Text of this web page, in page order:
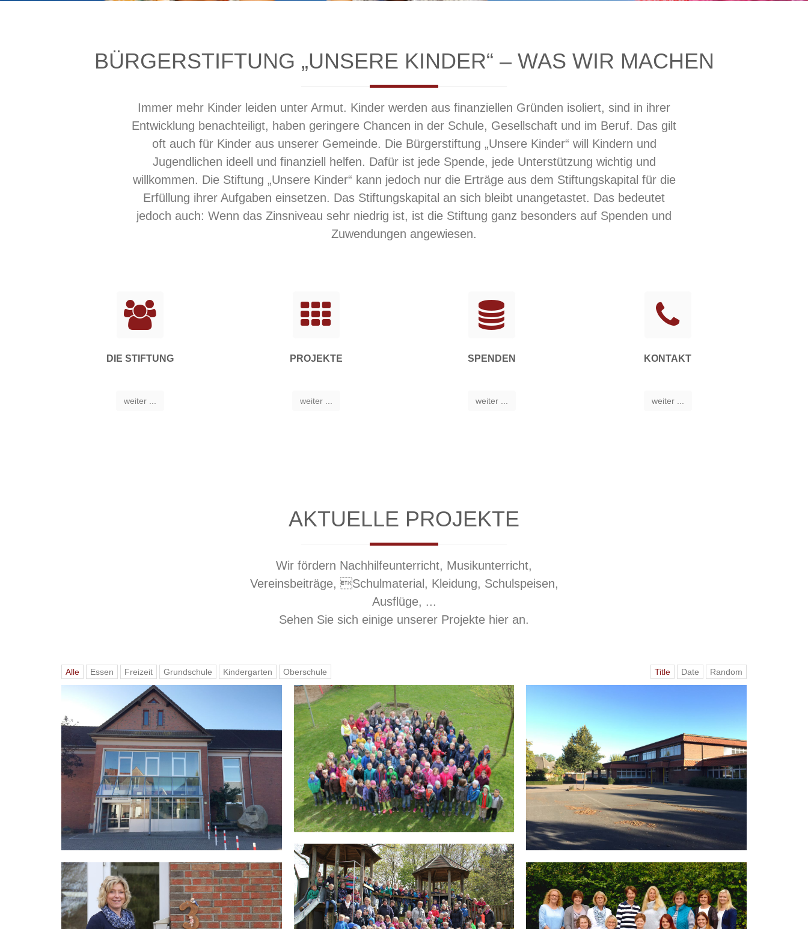
BÜRGERSTIFTUNG „UNSERE KINDER“ – WAS WIR MACHEN
Immer mehr Kinder leiden unter Armut. Kinder werden aus finanziellen Gründen isoliert, sind in ihrer
Entwicklung benachteiligt, haben geringere Chancen in der Schule, Gesellschaft und im Beruf. Das gilt
oft auch für Kinder aus unserer Gemeinde. Die Bürgerstiftung „Unsere Kinder“ will Kindern und
Jugendlichen ideell und finanziell helfen. Dafür ist jede Spende, jede Unterstützung wichtig und
willkommen. Die Stiftung „Unsere Kinder“ kann jedoch nur die Erträge aus dem Stiftungskapital für die
Erfüllung ihrer Aufgaben einsetzen. Das Stiftungskapital an sich bleibt unangetastet. Das bedeutet
jedoch auch: Wenn das Zinsniveau sehr niedrig ist, ist die Stiftung ganz besonders auf Spenden und
Zuwendungen angewiesen.
DIE STIFTUNG
weiter ...
PROJEKTE
weiter ...
SPENDEN
weiter ...
KONTAKT
weiter ...
AKTUELLE PROJEKTE
Wir fördern Nachhilfeunterricht, Musikunterricht,
Vereinsbeiträge, Schulmaterial, Kleidung, Schulspeisen,
Ausflüge, ...
Sehen Sie sich einige unserer Projekte hier an.
Alle Essen Freizeit Grundschule Kindergarten Oberschule Title Date Random
Grundschule St. Antonius Mühlen
Kindergarten St. Antonius Mühlen
Grundschule St. Johannes Steinfeld